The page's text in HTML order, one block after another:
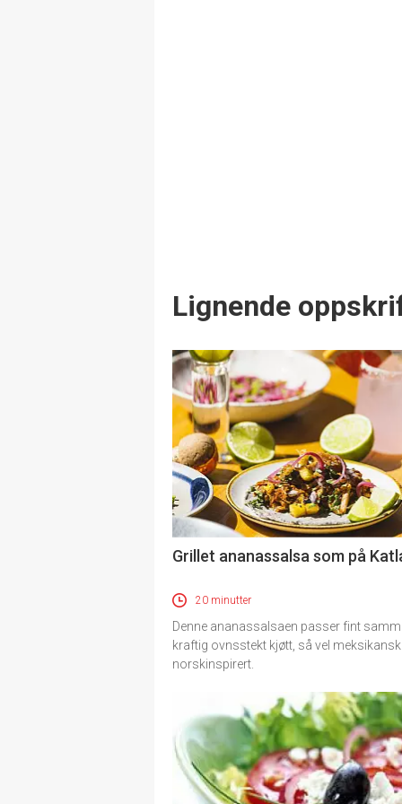
Lignende
Grillet ananassalsa som på
20 minutter
Denne ananassalsaen passer fint
kraftig ovnsstekt kjøtt, så vel
norskinspirert.